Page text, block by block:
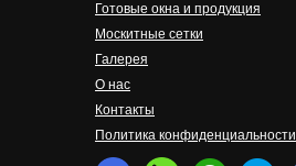
Готовые окна и продукция
Москитные сетки
Галерея
О нас
Контакты
Политика конфиденциальности